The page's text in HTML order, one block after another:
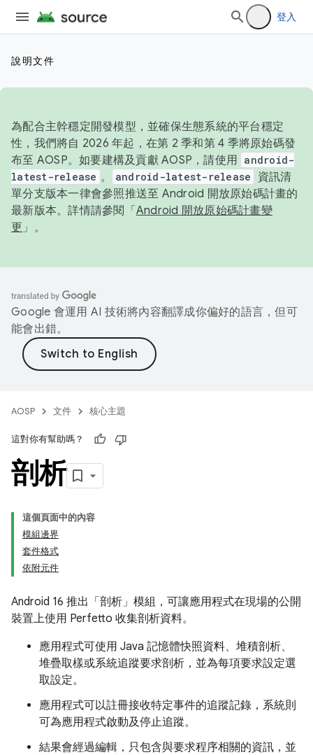
登入
說明文件
為配合主幹穩定開發模型，並確保生態系統的平台穩定
性，我們將自 2026 年起，在第 2 季和第 4 季將原始碼發
布至 AOSP。如要建構及貢獻 AOSP，請使用 android-
latest-release 。 android-latest-release
資訊清
單分支版本一律會參照推送至 Android 開放原始碼計畫的
最新版本。詳情請參閱「 Android 開放原始碼計畫變
更 」。
Google 會運用 AI 技術將內容翻譯成你偏好的語言，但可
能會出錯。
AOSP 文件 核心主題
這對你有幫助嗎？
剖析
這個頁面中的內容
模組邊界
套件格式
依附元件
Android 16 推出「剖析」模組，可讓應用程式在現場的公開
裝置上使用 Perfetto 收集剖析資料。
應用程式可使用 Java 記憶體快照資料、堆積剖析、
堆疊取樣或系統追蹤要求剖析，並為每項要求設定選
取設定。
應用程式可以註冊接收特定事件的追蹤記錄，系統則
可為應用程式啟動及停止追蹤。
結果會經過編輯，只包含與要求程序相關的資訊，並